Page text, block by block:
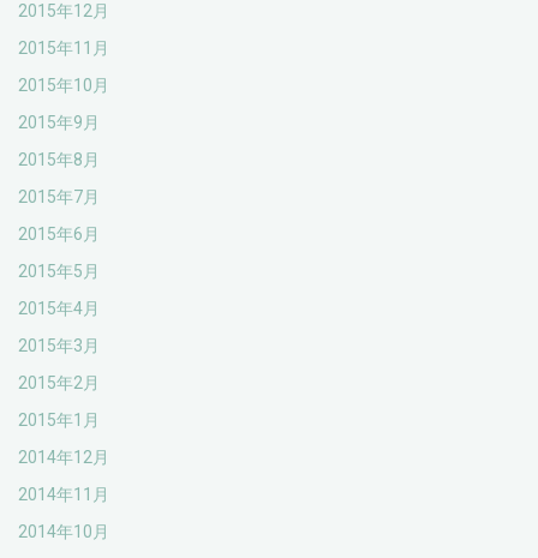
2015年12月
2015年11月
2015年10月
2015年9月
2015年8月
2015年7月
2015年6月
2015年5月
2015年4月
2015年3月
2015年2月
2015年1月
2014年12月
2014年11月
2014年10月